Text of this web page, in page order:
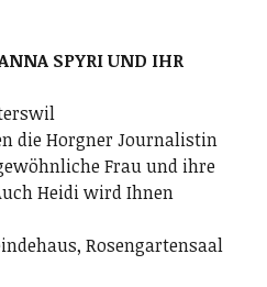
SPYRI UND IHR
die Horgner Journalistin
Frau und ihre
Heidi wird Ihnen
Rosengartensaal